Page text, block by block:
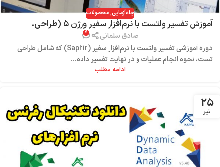
چاه‌آزمایی,محصولات
آموزش تفسیر ولتست با نرم‌افزار سفیر ورژن ۵ (طراحی،
صادق سلمانی ۶
دوره آموزشی تفسیر ولتست با نرم‌افزار سفیر (Saphir) که شامل طراحی
تست، نحوه انجام عملیات و در نهایت تفسیر داده‌...
ادامه مطلب
۲۵
تیر